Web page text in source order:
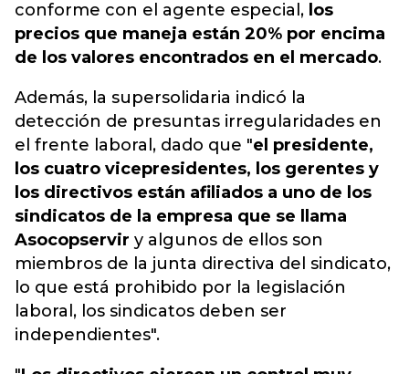
conforme con el agente especial, los
precios que maneja están 20% por encima
de los valores encontrados en el mercado.
Además, la supersolidaria indicó la
detección de presuntas irregularidades en
el frente laboral, dado que "el presidente,
los cuatro vicepresidentes, los gerentes y
los directivos están afiliados a uno de los
sindicatos de la empresa que se llama
Asocopservir y algunos de ellos son
miembros de la junta directiva del sindicato,
lo que está prohibido por la legislación
laboral, los sindicatos deben ser
independientes".